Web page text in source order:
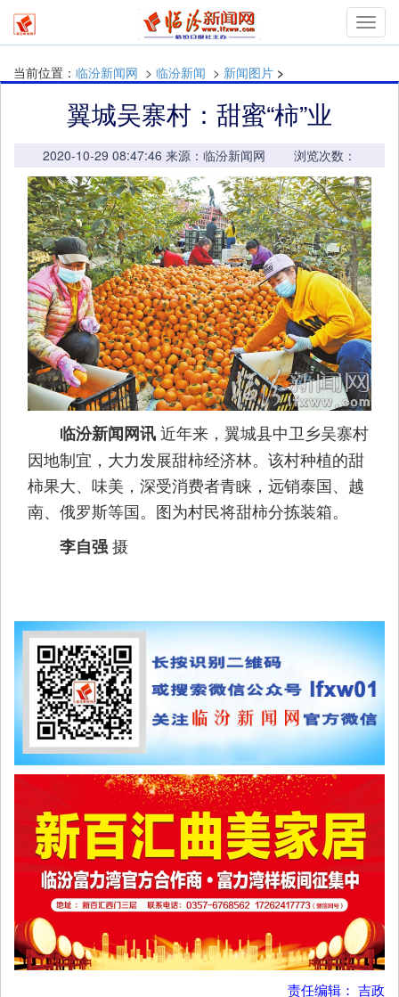
当前位置： 临汾新闻网 > 临汾新闻 > 新闻图片 >
翼城吴寨村：甜蜜“柿”业
2020-10-29 08:47:46 来源：临汾新闻网 浏览次数：
临汾新闻网讯近年来，翼城县中卫乡吴寨村
因地制宜，大力发展甜柿经济林。该村种植的甜
柿果大、味美，深受消费者青睐，远销泰国、越
南、俄罗斯等国。图为村民将甜柿分拣装箱。
李自强摄
责任编辑： 吉政